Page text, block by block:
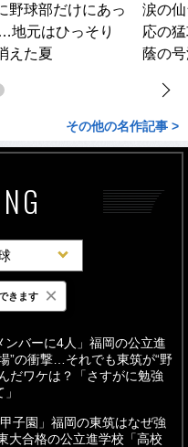
野球部だけにあっ
地元はひっそり
えた夏
涙の
応の
蔭の
その他の名作記事 >
週間
ンバーに4人」福岡の公立進
”の衝撃…それでも東筑が“野
だワケは？「さすがに勉強
子園」福岡の東筑はなぜ強
大合格の公立進学校「高校
きます ×